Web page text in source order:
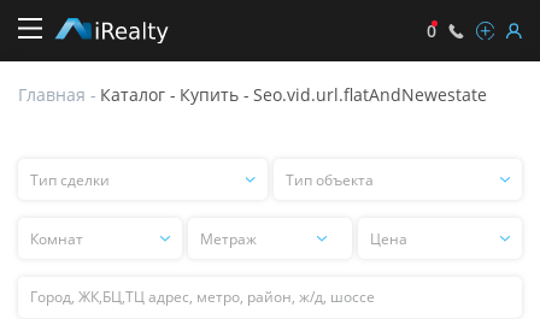
0
Главная - Каталог - Купить - Seo.vid.url.flatAndNewestate
seo.vid.flatAndNewestate
Тип
Тип сделки
Тип
Тип объекта
Комнат Цена
Цена